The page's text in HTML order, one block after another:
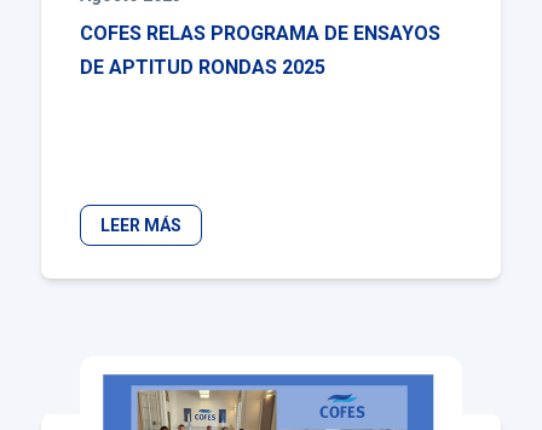
COFES RELAS PROGRAMA DE ENSAYOS
DE APTITUD RONDAS 2025
LEER MÁS